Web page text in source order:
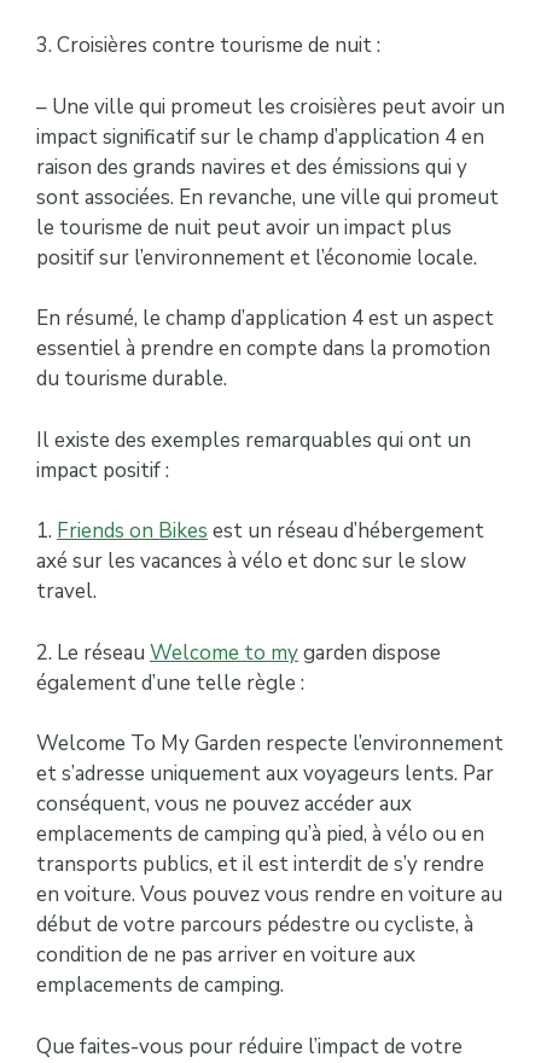
3. Croisières contre tourisme de nuit :
– Une ville qui promeut les croisières peut avoir un
impact significatif sur le champ d’application 4 en
raison des grands navires et des émissions qui y
sont associées. En revanche, une ville qui promeut
le tourisme de nuit peut avoir un impact plus
positif sur l’environnement et l’économie locale.
En résumé, le champ d’application 4 est un aspect
essentiel à prendre en compte dans la promotion
du tourisme durable.
Il existe des exemples remarquables qui ont un
impact positif :
1. Friends on Bikes est un réseau d’hébergement
axé sur les vacances à vélo et donc sur le slow
travel.
2. Le réseau Welcome to mygarden dispose
également d’une telle règle :
Welcome To My Garden respecte l’environnement
et s’adresse uniquement aux voyageurs lents. Par
conséquent, vous ne pouvez accéder aux
emplacements de camping qu’à pied, à vélo ou en
transports publics, et il est interdit de s’y rendre
en voiture. Vous pouvez vous rendre en voiture au
début de votre parcours pédestre ou cycliste, à
condition de ne pas arriver en voiture aux
emplacements de camping.
Que faites-vous pour réduire l’impact de votre